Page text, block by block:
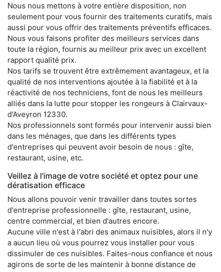
Nous nous mettons à votre entière disposition, non
seulement pour vous fournir des traitements curatifs, mais
aussi pour vous offrir des traitements préventifs efficaces.
Nous vous faisons profiter des meilleurs services dans
toute la région, fournis au meilleur prix avec un excellent
rapport qualité prix.
Nos tarifs se trouvent être extrêmement avantageux, et la
qualité de nos interventions ajoutée à la fiabilité et à la
réactivité de nos techniciens, font de nous les meilleurs
alliés dans la lutte pour stopper les rongeurs à Clairvaux-
d'Aveyron 12330.
Nos professionnels sont formés pour intervenir aussi bien
dans les ménages, que dans les différents types
d'entreprises qui peuvent avoir besoin de nous : gîte,
restaurant, usine, etc.
Veillez à l'image de votre société et optez pour une
dératisation efficace
Nous allons pouvoir venir travailler dans toutes sortes
d'entreprise professionnelle : gîte, restaurant, usine,
centre commercial, et bien d'autres encore.
Aucune ville n'est à l'abri des animaux nuisibles, alors il n'y
a aucun lieu où vous pourrez vous installer pour vous
dissimuler de ces nuisibles. Faites-nous confiance et nous
agirons de sorte de les maintenir à bonne distance de